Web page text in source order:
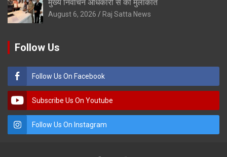
मुख्य निर्वाचन अधिकारी से की मुलाकात
August 6, 2026 Raj Satta News
Follow Us
Follow Us On Facebook
Subscribe Us On Youtube
Follow Us On Instagram